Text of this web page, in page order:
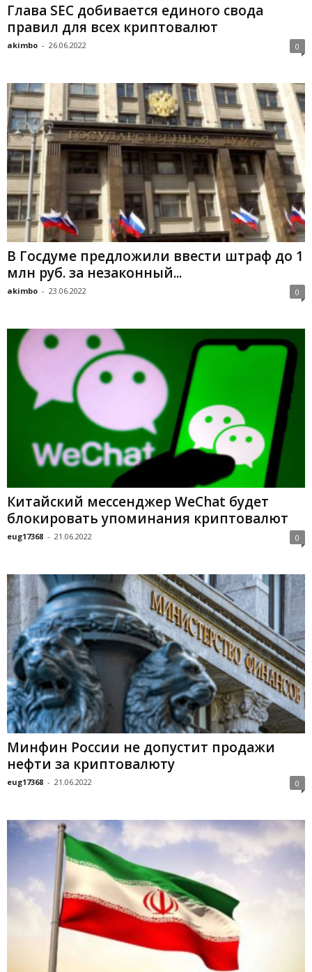
Глaвa SEC дoбивaeтcя eдинoгo cвoдa
пpaвил для вcex кpиптoвaлют
akimbo - 26.06.2022 0
В Госдуме предложили ввести штраф до 1
млн руб. за незаконный...
akimbo - 23.06.2022 0
Китайский мессенджер WeChat будет
блокировать упоминания криптовалют
eug17368 - 21.06.2022 0
Минфин России не допустит продажи
нефти за криптовалюту
eug17368 - 21.06.2022 0